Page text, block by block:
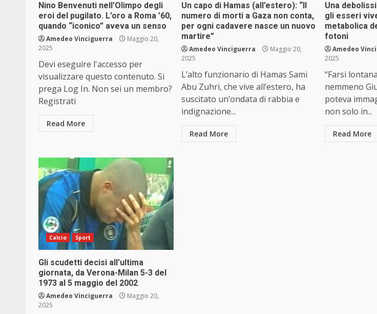
Nino Benvenuti nell’Olimpo degli
eroi del pugilato. L’oro a Roma ’60,
quando “iconico” aveva un senso
Amedeo Vinciguerra
Maggio 20,
2025
Devi eseguire l'accesso per
visualizzare questo contenuto. Si
prega Log In. Non sei un membro?
Registrati
Read More
Un capo di Hamas (all’estero): “Il
numero di morti a Gaza non conta,
per ogni cadavere nasce un nuovo
martire”
Amedeo Vinciguerra
Maggio 20,
2025
L’alto funzionario di Hamas Sami
Abu Zuhri, che vive all’estero, ha
suscitato un’ondata di rabbia e
indignazione...
Read More
Una
gli esseri
metabolica
fotoni
Amedeo
2025
“Farsi
nemmeno
poteva
non solo in...
Read More
Calcio Sport
Gli scudetti decisi all’ultima
giornata, da Verona-Milan 5-3 del
1973 al 5 maggio del 2002
Amedeo Vinciguerra
Maggio 20,
2025